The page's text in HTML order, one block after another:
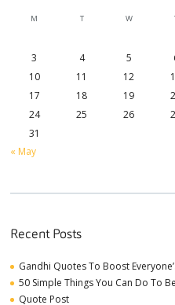
M T W
3
4 5
10
11 12
17
18 19
24
25 26
31
« May
Recent Posts
Gandhi Quotes To Boost
50 Simple Things You Can Do To
Quote Post